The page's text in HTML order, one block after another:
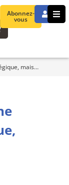
Abonnez-
vous
mais…